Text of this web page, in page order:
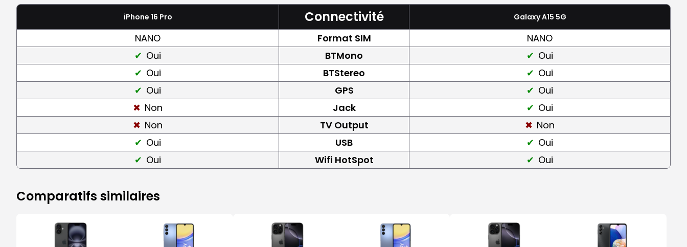
iPhone 16 Pro Connectivité Galaxy A15 5G
NANO Format SIM
NANO
Oui
BTMono
Oui
Oui
BTStereo
Oui
Oui
GPS
Oui
Non
Jack
Oui
Non
TV Output
Non
Oui
USB
Oui
Oui
Wifi HotSpot Oui
Comparatifs similaires